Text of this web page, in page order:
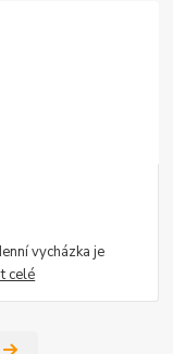
vycházka je
celé